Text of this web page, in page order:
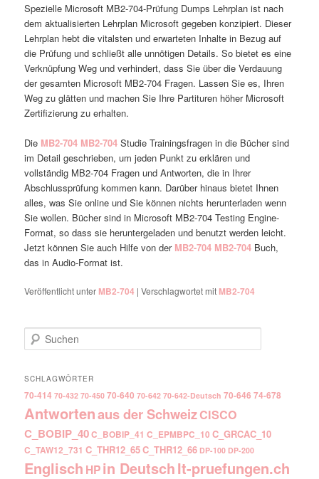
Spezielle Microsoft MB2-704-Prüfung Dumps Lehrplan ist nach
dem aktualisierten Lehrplan Microsoft gegeben konzipiert. Dieser
Lehrplan hebt die vitalsten und erwarteten Inhalte in Bezug auf
die Prüfung und schließt alle unnötigen Details. So bietet es eine
Verknüpfung Weg und verhindert, dass Sie über die Verdauung
der gesamten Microsoft MB2-704 Fragen. Lassen Sie es, Ihren
Weg zu glätten und machen Sie Ihre Partituren höher Microsoft
Zertifizierung zu erhalten.
Die MB2-704 MB2-704 Studie Trainingsfragen in die Bücher sind
im Detail geschrieben, um jeden Punkt zu erklären und
vollständig MB2-704 Fragen und Antworten, die in Ihrer
Abschlussprüfung kommen kann. Darüber hinaus bietet Ihnen
alles, was Sie online und Sie können nichts herunterladen wenn
Sie wollen. Bücher sind in Microsoft MB2-704 Testing Engine-
Format, so dass sie heruntergeladen und benutzt werden leicht.
Jetzt können Sie auch Hilfe von der MB2-704 MB2-704 Buch,
das in Audio-Format ist.
Veröffentlicht unter MB2-704 |Verschlagwortet mit MB2-704
Suchen
SCHLAGWÖRTER
70-414 70-432 70-450 70-640 70-642 70-642-Deutsch 70-646 74-678
Antwortenaus der SchweizCISCO
C_BOBIP_40C_BOBIP_41 C_EPMBPC_10 C_GRCAC_10
C_TAW12_731 C_THR12_65C_THR12_66 DP-100 DP-200
Englisch HPin DeutschIt-pruefungen.ch